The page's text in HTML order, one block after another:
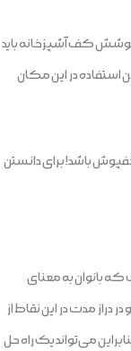
کف آشپزخانه باید
استفاده در این مکان
باشد! برای دانستن
بانوان به معنای
مدت در این نقاط از
می‌تواند یک راه حل